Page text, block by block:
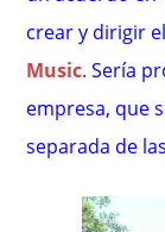
crear y dirigir el
Music. Sería
empresa, que
separada de